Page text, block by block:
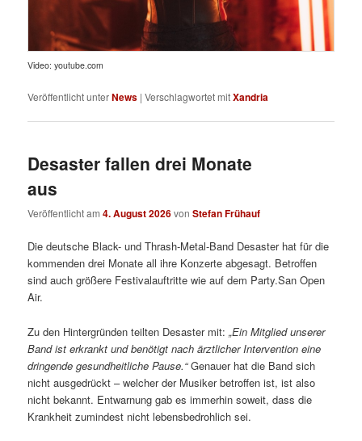
Video: youtube.com
Veröffentlicht unterNews |Verschlagwortet mitXandria
Desaster fallen drei Monate
aus
Veröffentlicht am4. August 2026vonStefan Frühauf
Die deutsche Black- und Thrash-Metal-Band Desaster hat für die
kommenden drei Monate all ihre Konzerte abgesagt. Betroffen
sind auch größere Festivalauftritte wie auf dem Party.San Open
Air.
Zu den Hintergründen teilten Desaster mit:„Ein Mitglied unserer
Band ist erkrankt und benötigt nach ärztlicher Intervention eine
dringende gesundheitliche Pause.“Genauer hat die Band sich
nicht ausgedrückt – welcher der Musiker betroffen ist, ist also
nicht bekannt. Entwarnung gab es immerhin soweit, dass die
Krankheit zumindest nicht lebensbedrohlich sei.